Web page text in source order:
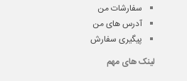
سفارشات من
آدرس های من
پیگیری سفارش
لینک های مهم